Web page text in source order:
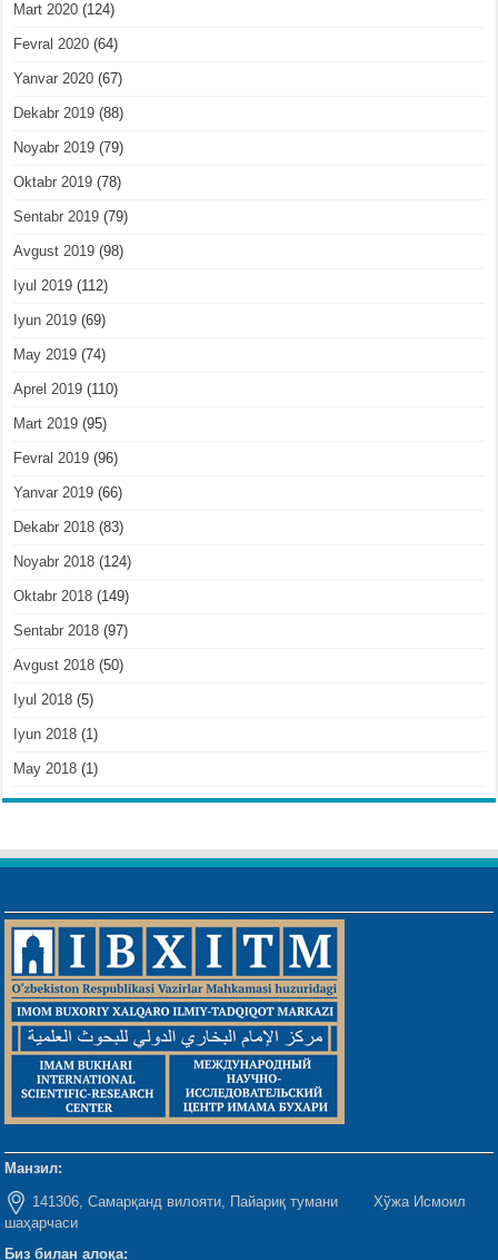
Mart 2020 (124)
Fevral 2020 (64)
Yanvar 2020 (67)
Dekabr 2019 (88)
Noyabr 2019 (79)
Oktabr 2019 (78)
Sentabr 2019 (79)
Avgust 2019 (98)
Iyul 2019 (112)
Iyun 2019 (69)
May 2019 (74)
Aprel 2019 (110)
Mart 2019 (95)
Fevral 2019 (96)
Yanvar 2019 (66)
Dekabr 2018 (83)
Noyabr 2018 (124)
Oktabr 2018 (149)
Sentabr 2018 (97)
Avgust 2018 (50)
Iyul 2018 (5)
Iyun 2018 (1)
May 2018 (1)
Манзил:
141306, Самарқанд вилояти, Пайариқ тумани Хўжа Исмоил
шаҳарчаси
Биз билан алоқа: